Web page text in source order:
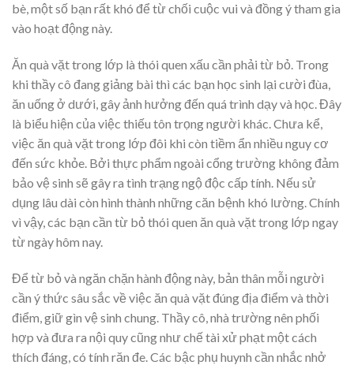
bè, một số bạn rất khó để từ chối cuộc vui và đồng ý tham gia
vào hoạt động này.
Ăn quà vặt trong lớp là thói quen xấu cần phải từ bỏ. Trong
khi thầy cô đang giảng bài thì các bạn học sinh lại cười đùa,
ăn uống ở dưới, gây ảnh hưởng đến quá trình dạy và học. Đây
là biểu hiện của việc thiếu tôn trọng người khác. Chưa kể,
việc ăn quà vặt trong lớp đôi khi còn tiềm ẩn nhiều nguy cơ
đến sức khỏe. Bởi thực phẩm ngoài cổng trường không đảm
bảo vệ sinh sẽ gây ra tình trạng ngộ độc cấp tính. Nếu sử
dụng lâu dài còn hình thành những căn bệnh khó lường. Chính
vì vậy, các bạn cần từ bỏ thói quen ăn quà vặt trong lớp ngay
từ ngày hôm nay.
Để từ bỏ và ngăn chặn hành động này, bản thân mỗi người
cần ý thức sâu sắc về việc ăn quà vặt đúng địa điểm và thời
điểm, giữ gìn vệ sinh chung. Thầy cô, nhà trường nên phối
hợp và đưa ra nội quy cũng như chế tài xử phạt một cách
thích đáng, có tính răn đe. Các bậc phụ huynh cần nhắc nhở